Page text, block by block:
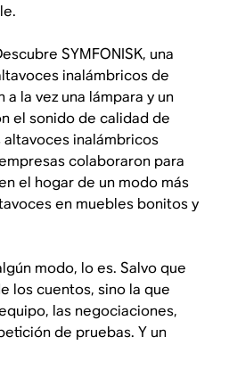
SYMFONISK, una
inalámbricos de
a la vez una lámpara y un
el sonido de calidad de
altavoces inalámbricos
colaboraron para
el hogar de un modo más
en muebles bonitos y
modo, lo es. Salvo que
los cuentos, sino la que
las negociaciones,
de pruebas. Y un